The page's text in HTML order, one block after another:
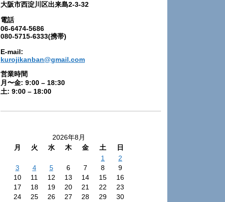
大阪市西淀川区出来島2-3-32
電話
06-6474-5686
080-5715-6333(携帯)
E-mail:
kurojikanban@gmail.com
営業時間
月〜金: 9:00 – 18:30
土: 9:00 – 18:00
2026年8月
月
火 水 木 金 土
日
1
2
3
4 5 6 7 8
9
10
11 12 13 14 15
16
17
18 19 20 21 22
23
24
25 26 27 28 29
30